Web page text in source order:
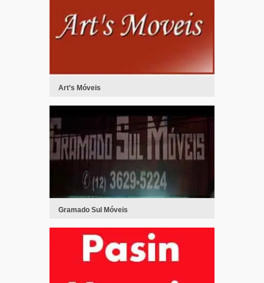
Art’s Móveis
Gramado Sul Móveis